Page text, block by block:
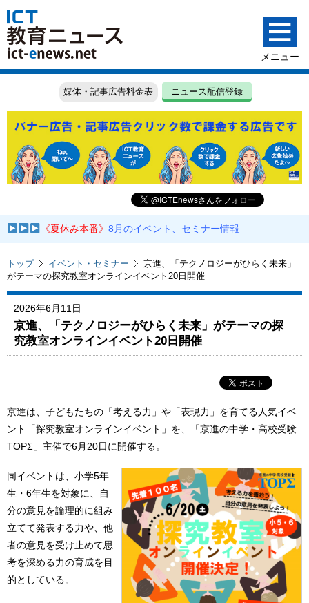
媒体・記事広告料金表 ニュース配信登録
《夏休み本番》8月のイベント、セミナー情報
トップ イベント・セミナー
京進、「テクノロジーがひらく未来」
がテーマの探究教室オンラインイベント20日開催
2026年6月11日
京進、「テクノロジーがひらく未来」がテーマの探
究教室オンラインイベント20日開催
京進は、子どもたちの「考える力」や「表現力」を育てる人気イベ
ント「探究教室オンラインイベント」を、「京進の中学・高校受験
TOPΣ」主催で6月20日に開催する。
同イベントは、小学5年
生・6年生を対象に、自
分の意見を論理的に組み
立てて発表する力や、他
者の意見を受け止めて思
考を深める力の育成を目
的としている。